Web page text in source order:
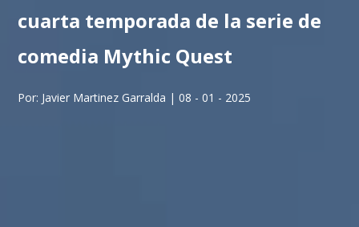
cuarta temporada de la serie de
comedia Mythic Quest
Por: Javier Martinez Garralda | 08 - 01 - 2025